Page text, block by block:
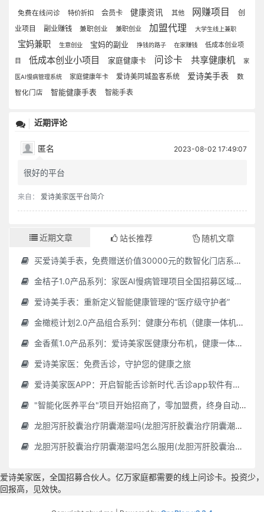
免费在线问诊 特价折扣 会员卡 健康资讯 其他 网赚项目
创
业项目
副业赚钱 兼职创业 兼职创业 加盟代理 大学生线上兼职
宝妈兼职 生意创业 宝妈的副业 挣钱的路子 在家赚钱
低成本创业项
目
低成本创业小项目 家庭健康卡 问诊卡 共享健康机 家
医AI慢病管理系统 家庭健康年卡 爱诗美同城盈客系统 爱诗美手表
数
智化门店
智能健康手表 智能手表
近期评论
匿名 2023-08-02 17:49:07
很好的平台
来自： 爱诗美家医平台简介
近期文章 站长推荐 随机文章
买爱诗美手表，免费赠送价值30000元的数智化门店系统一套（含硬件）
金桔子1.0产品系列：家医AI慢病管理项目全国招募区域合伙人，低投入，高回报，长收益
爱诗美手表：重新定义智能健康管理的“医疗级守护者”
金橄榄计划2.0产品组合系列：健康分布机（健康一体机）+慢病管理系统，可落地在健康小屋，社区服务中心等等
金香蕉1.0产品系列：爱诗美家医健康分布机，健康一体机，社区服务中心，药店，健康小屋都需要
爱诗美家医：免费舌诊，守护您的健康之旅
爱诗美家医APP：开启智能舌诊新时代.舌诊app软件有哪些 好用的舌诊app大全
"智能化医养平台"项目开始招商了，零加盟费，终身自动赚钱
龙胆泻肝胶囊治疗阴囊潮湿吗(龙胆泻肝胶囊治疗阴囊潮湿吗怎么服用)
龙胆泻肝胶囊治疗阴囊潮湿吗怎么服用(龙胆泻肝胶囊治疗阴囊潮湿吗怎么服用效果好)
爱诗美家医，全国招募合伙人。亿万家庭都需要的线上问诊卡。投资少，
回报高，见效快。